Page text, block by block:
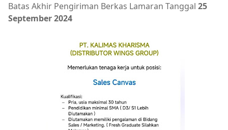
Batas Akhir Pengiriman Berkas Lamaran Tanggal 25
September 2024